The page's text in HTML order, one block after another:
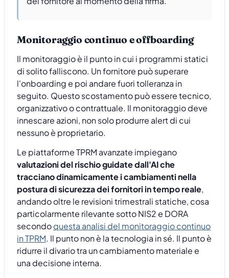
Monitoraggio continuo e offboarding
Il monitoraggio è il punto in cui i programmi statici
di solito falliscono. Un fornitore può superare
l'onboarding e poi andare fuori tolleranza in
seguito. Questo scostamento può essere tecnico,
organizzativo o contrattuale. Il monitoraggio deve
innescare azioni, non solo produrre alert di cui
nessuno è proprietario.
Le piattaforme TPRM avanzate impiegano
valutazioni del rischio guidate dall'AI che
tracciano dinamicamente i cambiamenti nella
postura di sicurezza dei fornitori in tempo reale,
andando oltre le revisioni trimestrali statiche, cosa
particolarmente rilevante sotto NIS2 e DORA
secondoquesta analisi del monitoraggio continuo
in TPRM. Il punto non è la tecnologia in sé. Il punto è
ridurre il divario tra un cambiamento materiale e
una decisione interna.